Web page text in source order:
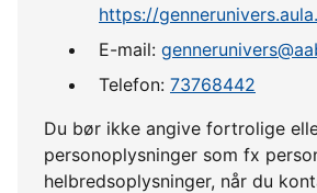
https://
E-mail:
Telefon: 73768442
Du bør ikke angive fortrolige
personoplysninger som fx
helbredsoplysninger, når du